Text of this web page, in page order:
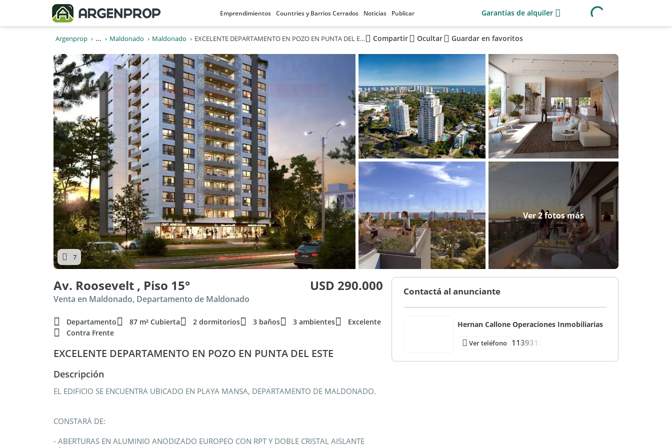
Emprendimientos Countries y Barrios Cerrados Noticias Publicar Garantías de alquiler
Argenprop ... Maldonado Maldonado EXCELENTE DEPARTAMENTO EN POZO EN PUNTA DEL ESTE Compartir Ocultar Guardar en favoritos
Ver 2 fotos más
7
Av. Roosevelt , Piso 15° USD 290.000
Venta en Maldonado, Departamento de Maldonado
Departamento 87 m² Cubierta 2 dormitorios 3 baños 3 ambientes
Excelente
Contra Frente
EXCELENTE DEPARTAMENTO EN POZO EN PUNTA DEL ESTE
Descripción
EL EDIFICIO SE ENCUENTRA UBICADO EN PLAYA MANSA, DEPARTAMENTO DE MALDONADO.
CONSTARÁ DE:
- ABERTURAS EN ALUMINIO ANODIZADO EUROPEO CON RPT Y DOBLE CRISTAL AISLANTE
Contactá al anunciante
Hernan Callone Operaciones Inmobiliarias
Ver teléfono 1139313